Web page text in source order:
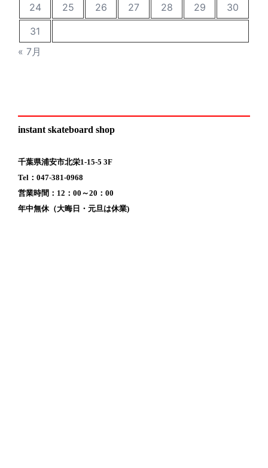
24
25 26 27 28 29
30
31
« 7月
instant skateboard shop
千葉県浦安市北栄1-15-5 3F
Tel：047-381-0968
営業時間：12：00～20：00
年中無休（大晦日・元旦は休業)